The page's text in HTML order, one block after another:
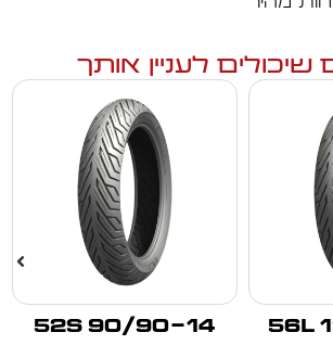
שיכולים לעניין אותך
120/70-11 56L
90/90-14 52S